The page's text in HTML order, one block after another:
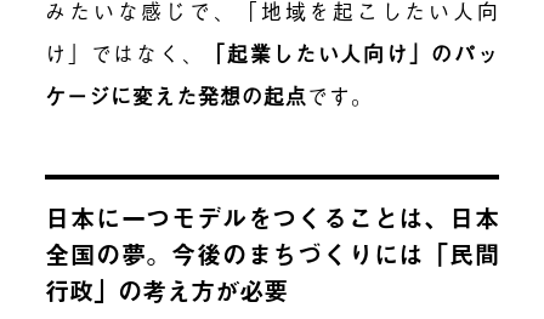
みたいな感じで、「地域を起こしたい人向
け」ではなく、
「起業したい人向け」のパッ
ケージに変えた発想の起点です。
日本に一つモデルをつくることは、日本
全国の夢。今後のまちづくりには「民間
行政」の考え方が必要